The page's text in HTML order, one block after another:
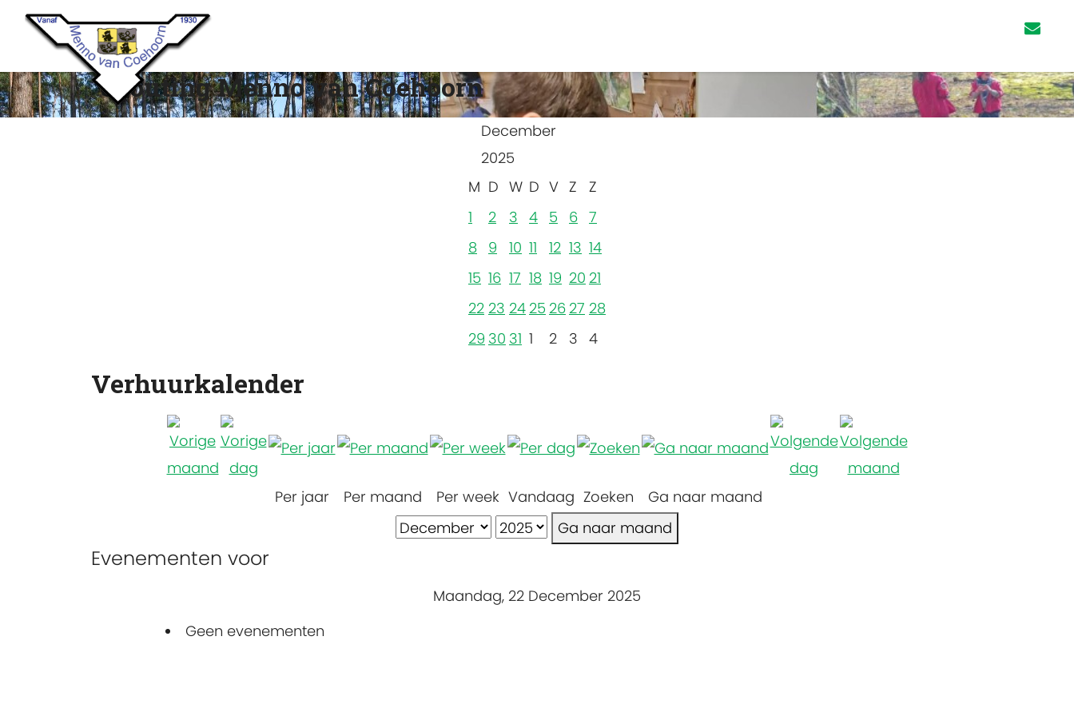
Scouting Menno van Coehoorn
December
2025
M D W D V Z
Z
1
2 3 4 5 6 7
8 9 10 11 12 13 14
15 16 17 18 19 20 21
22 23 24 25 26 27 28
29 30 31 1 2 3 4
Verhuurkalender
Per jaar Per maand Per week Vandaag Zoeken
Ga naar maand
Ga naar maand
Evenementen voor
Maandag, 22 December 2025
Geen evenementen